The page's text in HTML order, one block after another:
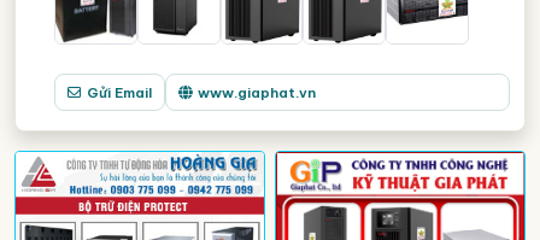
Gửi Email www.giaphat.vn